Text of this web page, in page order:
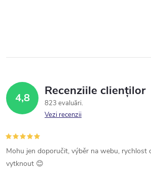
4,8 Recenziile clienților
823 evaluări
Vezi recenzii
Mohu jen doporučit, výběr na webu, rychlost
vytknout 😊